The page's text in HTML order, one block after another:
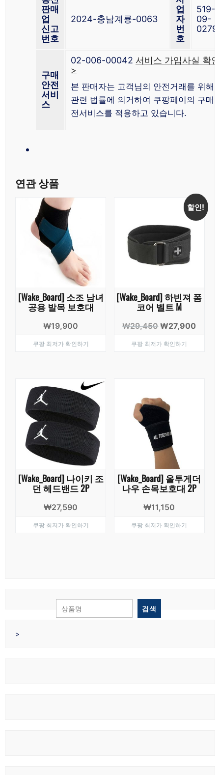
판매
업
신고
번호
2024-충남계룡-0063
업
자
번
호
519-
09-
구매
안전
서비
스
02-006-00042 서비스 가입사실 확인
>
본 판매자는 고객님의 안전거래를 위해
관련 법률에 의거하여 쿠팡페이의 구매
전서비스를 적용하고 있습니다.
연관 상품
[Wake_Board] 소조 남녀
공용 발목 보호대
₩19,900
쿠팡 최저가 확인하기
할인!
[Wake_Board] 하빈져 폼
코어 벨트 M
₩29,450 원
가
₩27,900
쿠팡 최저가 확인하기
[Wake_Board] 나이키 조
던 헤드밴드 2P
₩27,590
쿠팡 최저가 확인하기
[Wake_Board] 올투게더
나우 손목보호대 2P
₩11,150
쿠팡 최저가 확인하기
검색
>